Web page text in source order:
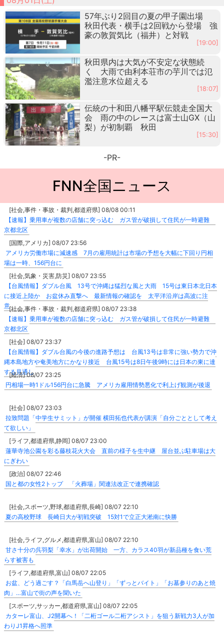
57年ぶり2回目の夏の甲子園出場
秋田代表・横手は2回戦から登場 強
豪の敦賀気比（福井）と対戦
[19:00]
秋田県内は大気が不安定な状態続
く 大雨で由利本荘市の芋川では氾
濫注意水位超える
[18:07]
伝統の十和田八幡平駅伝競走全国大
会 雨の中のレースは富士山GX（山
梨）が初制覇 秋田
[15:30]
-PR-
FNN全国ニュース
[社会,事件・事故・裁判,都道府県] 08/08 00:11
【速報】乗用車が複数の店舗に突っ込む ガス管が破損して住民が一時避難
京都北区
[国際,アメリカ] 08/07 23:56
アメリカ労働市場に減速感 7月の雇用統計は市場の予想を大幅に下回り円相
場は一時、156円台に
[社会,気象・災害,防災] 08/07 23:55
【台風情報】ダブル台風 13号で沖縄は猛烈な風と大雨 15号は東日本北日本
に接近上陸か お盆休み直撃へ 最新情報の確認を 太平洋沿岸は高波に注
意
[社会,事件・事故・裁判,都道府県] 08/07 23:38
【速報】乗用車が複数の店舗に突っ込む ガス管が破損して住民が一時避難
京都北区
[社会] 08/07 23:37
【台風情報】ダブル台風の今後の進路予想は 台風13号は非常に強い勢力で沖
縄本島地方や奄美地方にかなり接近 台風15号は8日午後9時には日本の東に達
する見通し
[経済] 08/07 23:25
円相場一時1ドル156円台に急騰 アメリカ雇用情勢悪化で利上げ観測が後退
[社会] 08/07 23:03
拉致問題「中学生サミット」が開催 横田拓也代表が講演「自分ごととして考え
て欲しい」
[ライフ,都道府県,静岡] 08/07 23:00
蓮華寺池公園を彩る藤枝花火大会 直前の様子を生中継 屋台並ぶ駐車場は大
にぎわい
[政治] 08/07 22:46
国と都の女性2トップ 「火葬場」関連法改正で連携確認
[社会,スポーツ,野球,都道府県,長崎] 08/07 22:10
夏の高校野球 長崎日大が初戦突破 15対1で立正大淞南に快勝
[社会,ライフ,グルメ,都道府県,富山] 08/07 22:10
甘さ十分の呉羽梨「幸水」が出荷開始 一方、カラス40羽が新品種を食い荒
らす被害も
[ライフ,都道府県,富山] 08/07 22:05
お盆、どう過ごす？「白馬岳へ山登り」「ずっとバイト」「お墓参りのあと焼
肉」…富山で街の声を聞いた
[スポーツ,サッカー,都道府県,富山] 08/07 22:05
カターレ富山、J2開幕へ！「二桁ゴール二桁アシスト」を狙う新戦力3人が加
わりJ1昇格へ照準